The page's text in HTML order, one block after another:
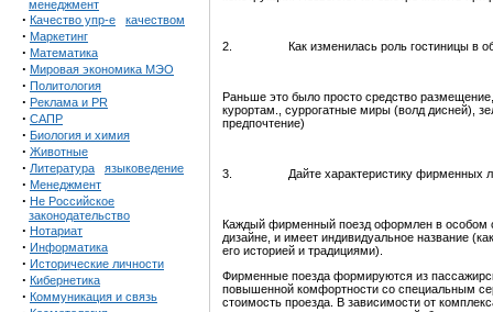
менеджмент
· Качество упр-е качеством
· Маркетинг
· Математика
· Мировая экономика МЭО
· Политология
· Реклама и PR
· САПР
· Биология и химия
· Животные
· Литература языковедение
· Менеджмент
· Не Российское
законодательство
· Нотариат
· Информатика
· Исторические личности
· Кибернетика
· Коммуникация и связь
2. Как изменилась роль гостиницы в
Раньше это было просто средство
курортам., суррогатные миры (волд дисней),
предпочтение)
3. Дайте характеристику фирменных
Каждый фирменный поезд оформлен в особом
дизайне, и имеет индивидуальное название
его историей и традициями).
Фирменные поезда формируются из
повышенной комфортности со специальным
стоимость проезда. В зависимости от